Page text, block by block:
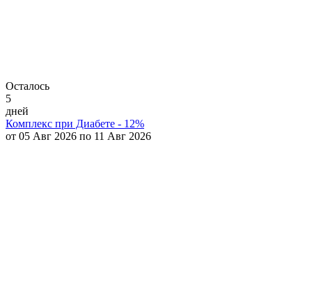
Осталось
5
дней
Комплекс при Диабете - 12%
от 05 Авг 2026 по 11 Авг 2026